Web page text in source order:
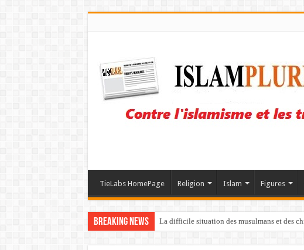
TieLabs HomePage Religion Islam Figures
Breaking News La difficile situation des musulmans et des